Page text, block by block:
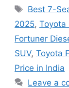
Tags
Best 7-
2025, Toyota
Fortuner
SUV, Toyota
Price in India
Leave a